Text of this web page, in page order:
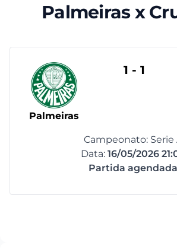
Palmeiras x
Palmeiras
1 - 1
Campeonato: Serie
Data: 16/05/2026
Partida agendada